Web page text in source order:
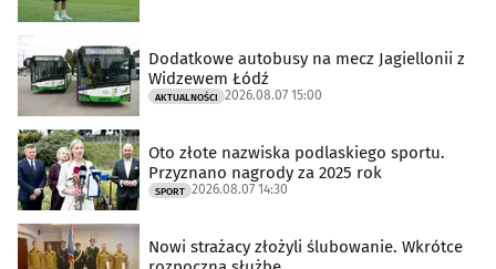
Dodatkowe autobusy na mecz Jagiellonii z
Widzewem Łódź
AKTUALNOŚCI 2026.08.07 15:00
Oto złote nazwiska podlaskiego sportu.
Przyznano nagrody za 2025 rok
SPORT 2026.08.07 14:30
Nowi strażacy złożyli ślubowanie. Wkrótce